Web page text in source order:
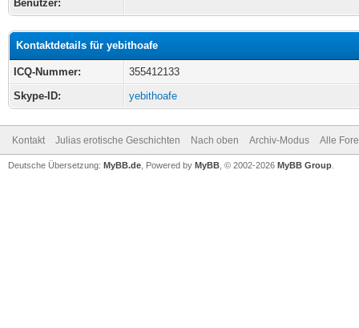
Benutzer:
Kontaktdetails für yebithoafe
ICQ-Nummer:
355412133
Skype-ID:
yebithoafe
Kontakt Julias erotische Geschichten Nach oben Archiv-Modus Alle
Deutsche Übersetzung: MyBB.de , Powered by MyBB , © 2002-2026 MyBB Group